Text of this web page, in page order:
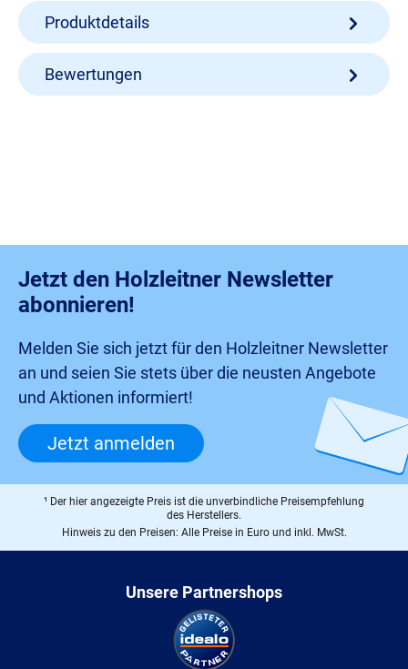
Produktdetails
Bewertungen
Jetzt den Holzleitner Newsletter
abonnieren!
Melden Sie sich jetzt für den Holzleitner Newsletter
an und seien Sie stets über die neusten Angebote
und Aktionen informiert!
Jetzt anmelden
¹ Der hier angezeigte Preis ist die unverbindliche Preisempfehlung
des Herstellers.
Hinweis zu den Preisen: Alle Preise in Euro und inkl. MwSt.
Unsere Partnershops